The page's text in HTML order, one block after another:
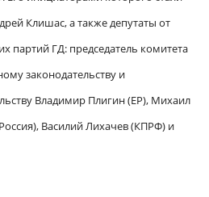
Клишас, а также депутаты от
партий ГД: председатель комитета
законодательству и
Владимир Плигин (ЕР), Михаил
Василий Лихачев (КПРФ) и